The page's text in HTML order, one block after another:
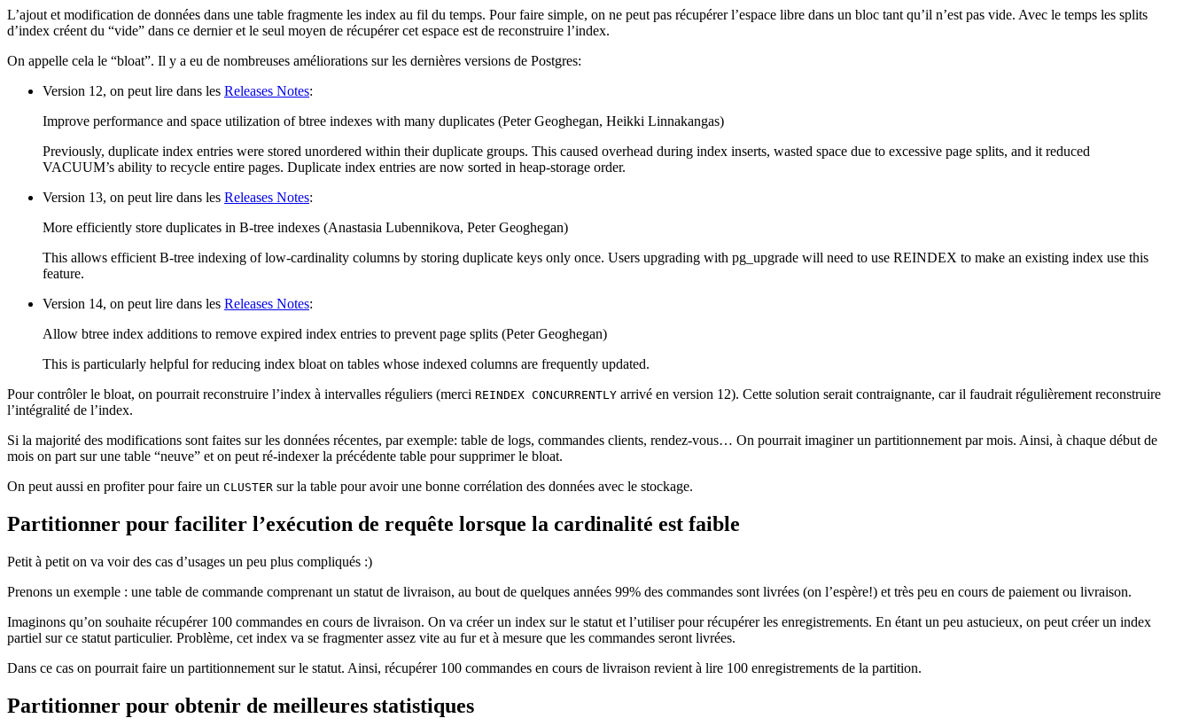
L’ajout et modification de données dans une table fragmente les index au fil du temps. Pour faire simple, on ne peut pas récupérer l’espace libre dans un bloc tant qu’il n’est pas vide. Avec le temps les splits
d’index créent du “vide” dans ce dernier et le seul moyen de récupérer cet espace est de reconstruire l’index.
On appelle cela le “bloat”. Il y a eu de nombreuses améliorations sur les dernières versions de Postgres:
Version 12, on peut lire dans les Releases Notes:
Improve performance and space utilization of btree indexes with many duplicates (Peter Geoghegan, Heikki Linnakangas)
Previously, duplicate index entries were stored unordered within their duplicate groups. This caused overhead during index inserts, wasted space due to excessive page splits, and it reduced
VACUUM’s ability to recycle entire pages. Duplicate index entries are now sorted in heap-storage order.
Version 13, on peut lire dans les Releases Notes:
More efficiently store duplicates in B-tree indexes (Anastasia Lubennikova, Peter Geoghegan)
This allows efficient B-tree indexing of low-cardinality columns by storing duplicate keys only once. Users upgrading with pg_upgrade will need to use REINDEX to make an existing index use this
feature.
Version 14, on peut lire dans les Releases Notes:
Allow btree index additions to remove expired index entries to prevent page splits (Peter Geoghegan)
This is particularly helpful for reducing index bloat on tables whose indexed columns are frequently updated.
Pour contrôler le bloat, on pourrait reconstruire l’index à intervalles réguliers (merci REINDEX CONCURRENTLY arrivé en version 12). Cette solution serait contraignante, car il faudrait régulièrement reconstruire
l’intégralité de l’index.
Si la majorité des modifications sont faites sur les données récentes, par exemple: table de logs, commandes clients, rendez-vous… On pourrait imaginer un partitionnement par mois. Ainsi, à chaque début de
mois on part sur une table “neuve” et on peut ré-indexer la précédente table pour supprimer le bloat.
On peut aussi en profiter pour faire un CLUSTER sur la table pour avoir une bonne corrélation des données avec le stockage.
Partitionner pour faciliter l’exécution de requête lorsque la cardinalité est faible
Petit à petit on va voir des cas d’usages un peu plus compliqués :)
Prenons un exemple : une table de commande comprenant un statut de livraison, au bout de quelques années 99% des commandes sont livrées (on l’espère!) et très peu en cours de paiement ou livraison.
Imaginons qu’on souhaite récupérer 100 commandes en cours de livraison. On va créer un index sur le statut et l’utiliser pour récupérer les enregistrements. En étant un peu astucieux, on peut créer un index
partiel sur ce statut particulier. Problème, cet index va se fragmenter assez vite au fur et à mesure que les commandes seront livrées.
Dans ce cas on pourrait faire un partitionnement sur le statut. Ainsi, récupérer 100 commandes en cours de livraison revient à lire 100 enregistrements de la partition.
Partitionner pour obtenir de meilleures statistiques